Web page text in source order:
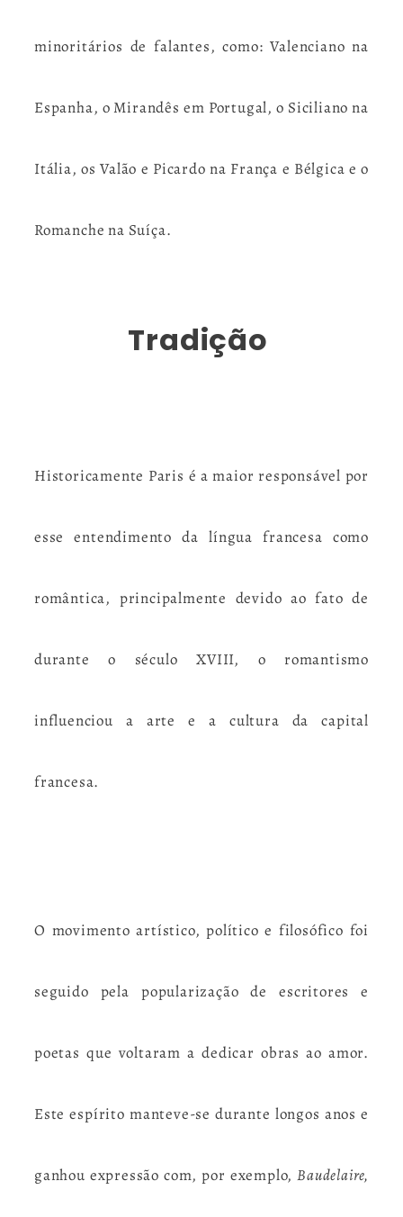
minoritários de falantes, como: Valenciano na
Espanha, o Mirandês em Portugal, o Siciliano na
Itália, os Valão e Picardo na França e Bélgica e o
Romanche na Suíça.
Tradição
Historicamente Paris é a maior responsável por
esse entendimento da língua francesa como
romântica, principalmente devido ao fato de
durante o século XVIII, o romantismo
influenciou a arte e a cultura da capital
francesa.
O movimento artístico, político e filosófico foi
seguido pela popularização de escritores e
poetas que voltaram a dedicar obras ao amor.
Este espírito manteve-se durante longos anos e
ganhou expressão com, por exemplo,Baudelaire,